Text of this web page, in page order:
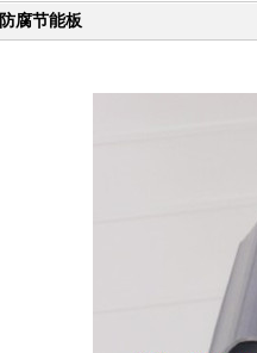
防腐节能板